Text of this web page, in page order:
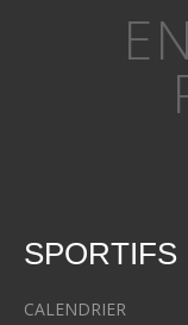
SPORTIFS
CALENDRIER